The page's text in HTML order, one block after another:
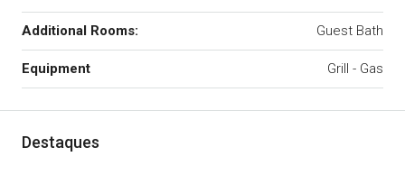
Additional Rooms: Guest Bath
Equipment Grill - Gas
Destaques